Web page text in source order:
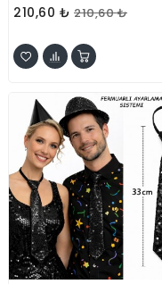
210,60 ₺ 210,60 ₺